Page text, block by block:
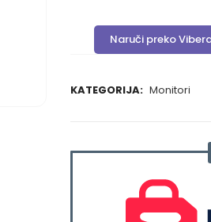
Naruči preko
KATEGORIJA: Monitori